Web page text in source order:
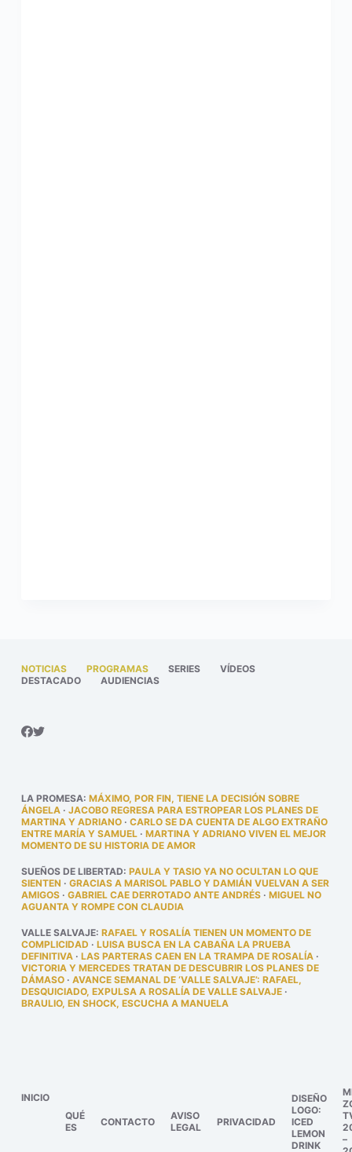
NOTICIAS PROGRAMAS SERIES
VÍDEOS
DESTACADO
AUDIENCIAS
LA PROMESA: MÁXIMO, POR FIN, TIENE LA DECISIÓN SOBRE
ÁNGELA· JACOBO REGRESA PARA ESTROPEAR LOS PLANES DE
MARTINA Y ADRIANO· CARLO SE DA CUENTA DE ALGO EXTRAÑO
ENTRE MARÍA Y SAMUEL· MARTINA Y ADRIANO VIVEN EL MEJOR
MOMENTO DE SU HISTORIA DE AMOR
SUEÑOS DE LIBERTAD: PAULA Y TASIO YA NO OCULTAN LO QUE
SIENTEN · GRACIAS A MARISOL PABLO Y DAMIÁN VUELVAN A SER
AMIGOS· GABRIEL CAE DERROTADO ANTE ANDRÉS· MIGUEL NO
AGUANTA Y ROMPE CON CLAUDIA
VALLE SALVAJE: RAFAEL Y ROSALÍA TIENEN UN MOMENTO DE
COMPLICIDAD · LUISA BUSCA EN LA CABAÑA LA PRUEBA
DEFINITIVA· LAS PARTERAS CAEN EN LA TRAMPA DE ROSALÍA·
VICTORIA Y MERCEDES TRATAN DE DESCUBRIR LOS PLANES DE
DÁMASO· AVANCE SEMANAL DE ‘VALLE SALVAJE’: RAFAEL,
DESQUICIADO, EXPULSA A ROSALÍA DE VALLE SALVAJE·
BRAULIO, EN SHOCK, ESCUCHA A MANUELA
INICIO
QUÉ
ES
CONTACTO
AVISO
LEGAL
PRIVACIDAD
DISEÑO
LOGO:
ICED
LEMON
DRINK
–